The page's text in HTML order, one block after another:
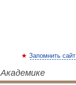
Запомнить сайт